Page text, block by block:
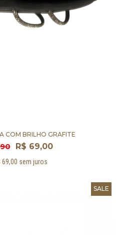
COM BRILHO GRAFITE
R$ 69,00
69,00 sem juros
SALE